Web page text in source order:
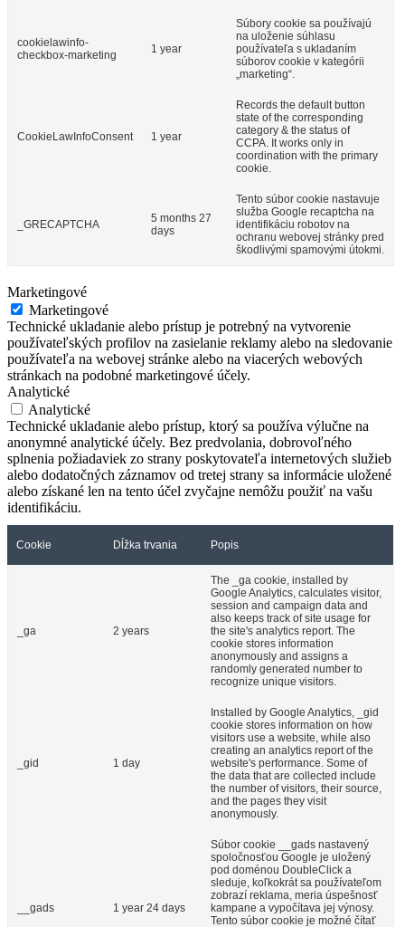
cookielawinfo-
checkbox-marketing
1 year
Súbory cookie sa používajú
na uloženie súhlasu
používateľa s ukladaním
súborov cookie v kategórii
„marketing“.
CookieLawInfoConsent 1 year
Records the default button
state of the corresponding
category & the status of
CCPA. It works only in
coordination with the primary
cookie.
_GRECAPTCHA
5 months 27
days
Tento súbor cookie nastavuje
služba Google recaptcha na
identifikáciu robotov na
ochranu webovej stránky pred
škodlivými spamovými útokmi.
Marketingové
Marketingové
Technické ukladanie alebo prístup je potrebný na vytvorenie
používateľských profilov na zasielanie reklamy alebo na sledovanie
používateľa na webovej stránke alebo na viacerých webových
stránkach na podobné marketingové účely.
Analytické
Analytické
Technické ukladanie alebo prístup, ktorý sa používa výlučne na
anonymné analytické účely. Bez predvolania, dobrovoľného
splnenia požiadaviek zo strany poskytovateľa internetových služieb
alebo dodatočných záznamov od tretej strany sa informácie uložené
alebo získané len na tento účel zvyčajne nemôžu použiť na vašu
identifikáciu.
Cookie Dĺžka trvania Popis
_ga 2 years
The _ga cookie, installed by
Google Analytics, calculates visitor,
session and campaign data and
also keeps track of site usage for
the site's analytics report. The
cookie stores information
anonymously and assigns a
randomly generated number to
recognize unique visitors.
_gid 1 day
Installed by Google Analytics, _gid
cookie stores information on how
visitors use a website, while also
creating an analytics report of the
website's performance. Some of
the data that are collected include
the number of visitors, their source,
and the pages they visit
anonymously.
__gads 1 year 24 days
Súbor cookie __gads nastavený
spoločnosťou Google je uložený
pod doménou DoubleClick a
sleduje, koľkokrát sa používateľom
zobrazí reklama, meria úspešnosť
kampane a vypočítava jej výnosy.
Tento súbor cookie je možné čítať